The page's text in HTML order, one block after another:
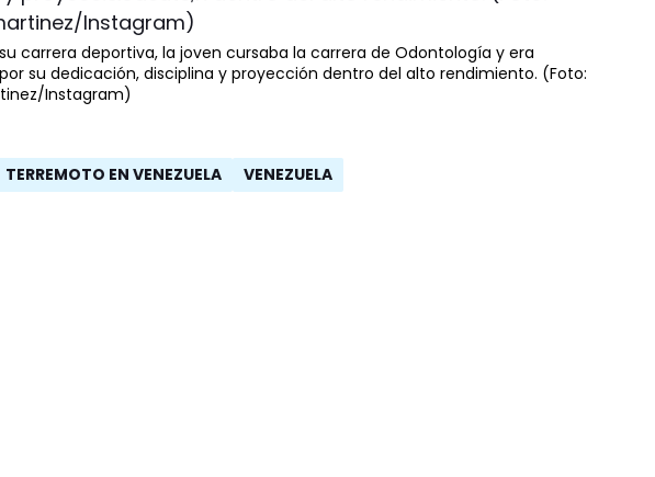
carrera deportiva, la joven cursaba la carrera de Odontología y era
su dedicación, disciplina y proyección dentro del alto rendimiento. (Foto:
Instagram)
TERREMOTO EN VENEZUELA VENEZUELA